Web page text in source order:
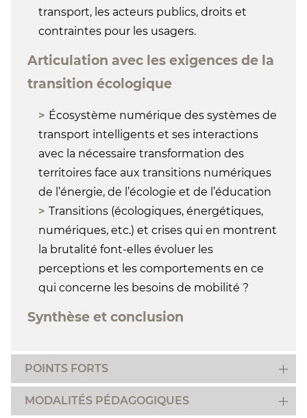
transport, les acteurs publics, droits et
contraintes pour les usagers.
Articulation avec les exigences de la
transition écologique
Écosystème numérique des systèmes de
transport intelligents et ses interactions
avec la nécessaire transformation des
territoires face aux transitions numériques
de l’énergie, de l’écologie et de l’éducation
Transitions (écologiques, énergétiques,
numériques, etc.) et crises qui en montrent
la brutalité font-elles évoluer les
perceptions et les comportements en ce
qui concerne les besoins de mobilité ?
Synthèse et conclusion
POINTS FORTS
MODALITÉS PÉDAGOGIQUES